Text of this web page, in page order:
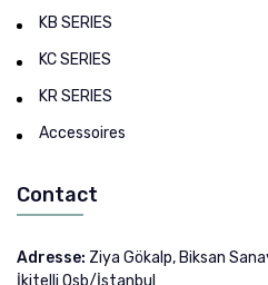
KB SERIES
KC SERIES
KR SERIES
Accessoires
Contact
Adresse: Ziya Gökalp, Biksan
İkitelli Osb/İstanbul